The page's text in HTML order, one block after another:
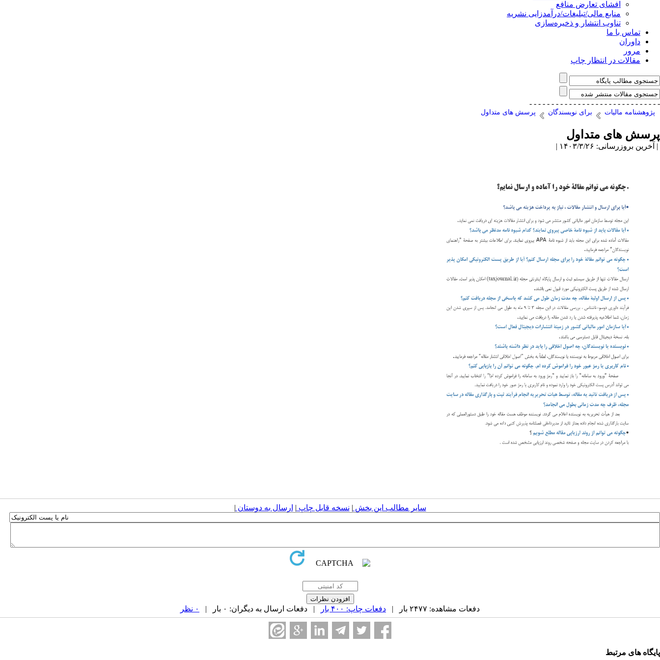
افشای تعارض منافع
منابع مالی/تبلیغات/درآمدزایی نشریه
تناوب انتشار و ذخیره‌سازی
تماس با ما
داوران
مرور
مقالات در انتظار چاپ
- - - - - - - - - - - - - - -
- - - - - - - - - - - - - - -
پژوهشنامه مالیات برای نویسندگان پرسش های متداول
پرسش های متداول
| آخرین بروزرسانی: ۱۴۰۳/۳/۲۶ |
سایر مطالب این بخش | نسخه قابل چاپ | ارسال به دوستان |
دفعات مشاهده: ۲۴۷۷ بار | دفعات چاپ: ۴۰۰ بار | دفعات ارسال به دیگران: ۰ بار | ۰ نظر
پایگاه های مرتبط